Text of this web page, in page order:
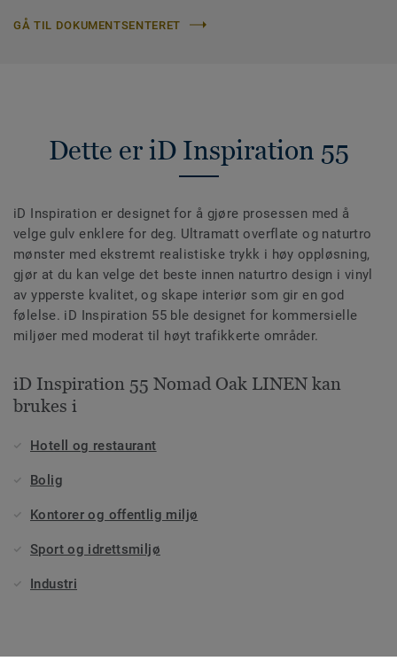
GÅ TIL DOKUMENTSENTERET
Dette er iD Inspiration 55
iD Inspiration er designet for å gjøre prosessen med å
velge gulv enklere for deg. Ultramatt overflate og naturtro
mønster med ekstremt realistiske trykk i høy oppløsning,
gjør at du kan velge det beste innen naturtro design i vinyl
av ypperste kvalitet, og skape interiør som gir en god
følelse. iD Inspiration 55 ble designet for kommersielle
miljøer med moderat til høyt trafikkerte områder.
iD Inspiration 55 Nomad Oak LINEN kan
brukes i
Hotell og restaurant
Bolig
Kontorer og offentlig miljø
Sport og idrettsmiljø
Industri